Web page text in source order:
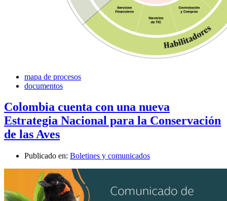
mapa de procesos
documentos
Colombia cuenta con una nueva
Estrategia Nacional para la Conservación
de las Aves
Publicado en: Boletines y comunicados